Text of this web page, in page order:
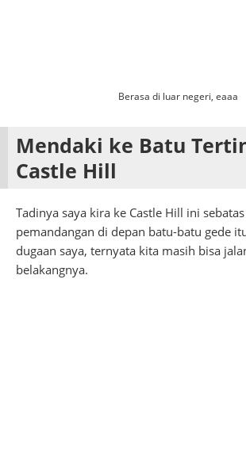
Berasa di luar negeri, eaaa
Mendaki ke Batu
Castle Hill
Tadinya saya kira ke Castle Hill ini
pemandangan di depan batu-batu gede
dugaan saya, ternyata kita masih bisa
belakangnya.